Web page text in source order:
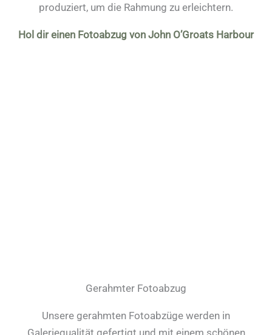
produziert, um die Rahmung zu erleichtern.
Hol dir einen Fotoabzug von John O’Groats Harbour
Gerahmter Fotoabzug
Unsere gerahmten Fotoabzüge werden in
Galeriequalität gefertigt und mit einem schönen